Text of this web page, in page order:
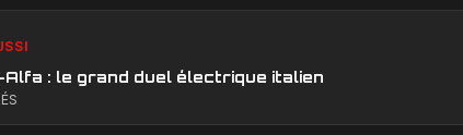
: le grand duel électrique italien